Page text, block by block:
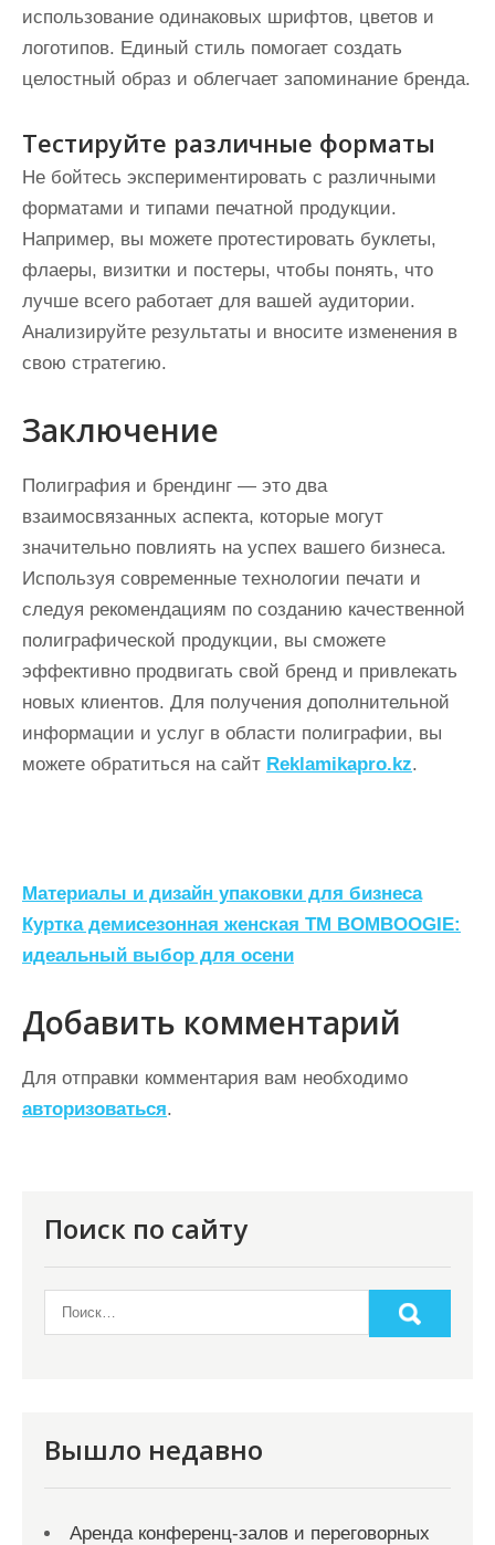
использование одинаковых шрифтов, цветов и
логотипов. Единый стиль помогает создать
целостный образ и облегчает запоминание бренда.
Тестируйте различные форматы
Не бойтесь экспериментировать с различными
форматами и типами печатной продукции.
Например, вы можете протестировать буклеты,
флаеры, визитки и постеры, чтобы понять, что
лучше всего работает для вашей аудитории.
Анализируйте результаты и вносите изменения в
свою стратегию.
Заключение
Полиграфия и брендинг — это два
взаимосвязанных аспекта, которые могут
значительно повлиять на успех вашего бизнеса.
Используя современные технологии печати и
следуя рекомендациям по созданию качественной
полиграфической продукции, вы сможете
эффективно продвигать свой бренд и привлекать
новых клиентов. Для получения дополнительной
информации и услуг в области полиграфии, вы
можете обратиться на сайт Reklamikapro.kz.
Н
а
в
и
г
а
ц
Материалы и дизайн упаковки для бизнеса
Куртка демисезонная женская ТМ BOMBOOGIE:
идеальный выбор для осени
Добавить комментарий
Для отправки комментария вам необходимо
авторизоваться.
Поиск по сайту
Вышло недавно
Аренда конференц-залов и переговорных